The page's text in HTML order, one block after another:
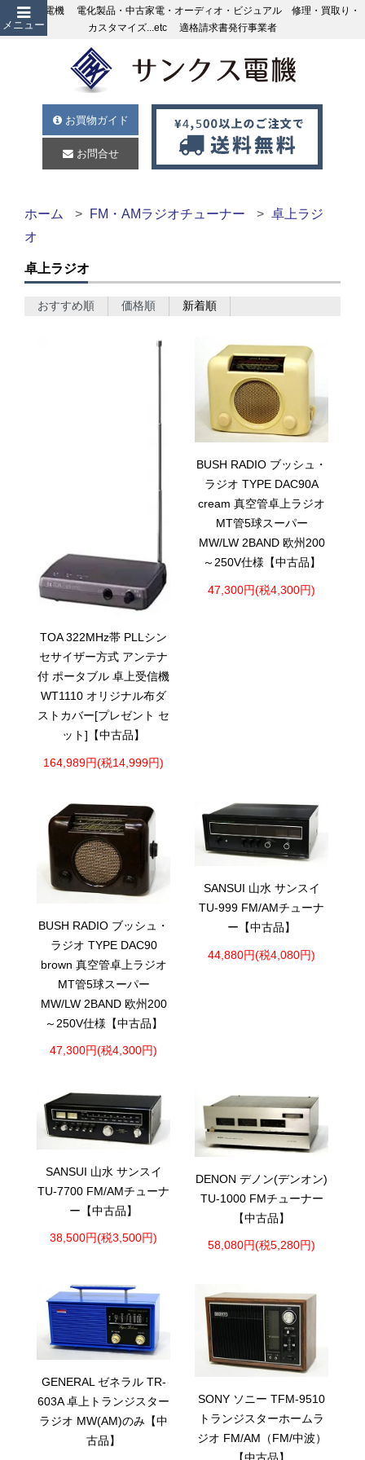
メニュー
サンクス電機 電化製品・中古家電・オーディオ・ビジュアル 修理・買取り・
カスタマイズ...etc 適格請求書発行事業者
お買物ガイド
お問合せ
ホーム FM・AMラジオチューナー
卓上ラジ
オ
卓上ラジオ
おすすめ順 価格順 新着順
TOA 322MHz帯 PLLシン
セサイザー方式 アンテナ
付 ポータブル 卓上受信機
WT1110 オリジナル布ダ
ストカバー[プレゼント セ
ット]【中古品】
164,989円(税14,999円)
BUSH RADIO ブッシュ・
ラジオ TYPE DAC90A
cream 真空管卓上ラジオ
MT管5球スーパー
MW/LW 2BAND 欧州200
～250V仕様【中古品】
47,300円(税4,300円)
BUSH RADIO ブッシュ・
ラジオ TYPE DAC90
brown 真空管卓上ラジオ
MT管5球スーパー
MW/LW 2BAND 欧州200
～250V仕様【中古品】
47,300円(税4,300円)
SANSUI 山水 サンスイ
TU-999 FM/AMチューナ
ー【中古品】
44,880円(税4,080円)
SANSUI 山水 サンスイ
TU-7700 FM/AMチューナ
ー【中古品】
38,500円(税3,500円)
DENON デノン(デンオン)
TU-1000 FMチューナー
【中古品】
58,080円(税5,280円)
GENERAL ゼネラル TR-
603A 卓上トランジスター
ラジオ MW(AM)のみ【中
古品】
SONY ソニー TFM-9510
トランジスターホームラ
ジオ FM/AM（FM/中波）